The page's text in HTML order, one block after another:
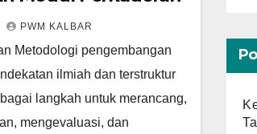
PWM KALBAR
Metodologi pengembangan
ilmiah dan terstruktur
langkah untuk merancang,
mengevaluasi, dan